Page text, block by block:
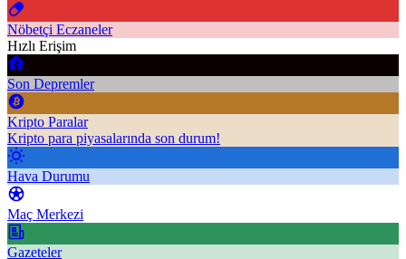
Nöbetçi Eczaneler
Hızlı Erişim
Son Depremler
Kripto Paralar
Kripto para piyasalarında son durum!
Hava Durumu
Maç Merkezi
Gazeteler